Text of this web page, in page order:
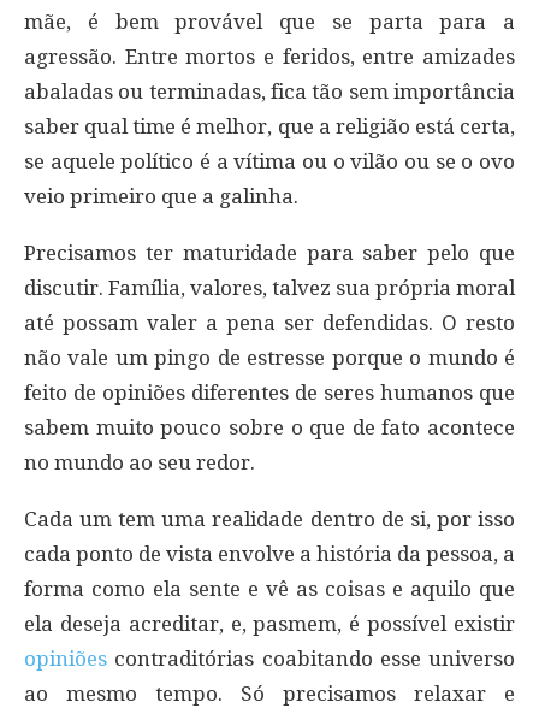
mãe, é bem provável que se parta para a
agressão. Entre mortos e feridos, entre amizades
abaladas ou terminadas, fica tão sem importância
saber qual time é melhor, que a religião está certa,
se aquele político é a vítima ou o vilão ou se o ovo
veio primeiro que a galinha.
Precisamos ter maturidade para saber pelo que
discutir. Família, valores, talvez sua própria moral
até possam valer a pena ser defendidas. O resto
não vale um pingo de estresse porque o mundo é
feito de opiniões diferentes de seres humanos que
sabem muito pouco sobre o que de fato acontece
no mundo ao seu redor.
Cada um tem uma realidade dentro de si, por isso
cada ponto de vista envolve a história da pessoa, a
forma como ela sente e vê as coisas e aquilo que
ela deseja acreditar, e, pasmem, é possível existir
opiniões contraditórias coabitando esse universo
ao mesmo tempo. Só precisamos relaxar e